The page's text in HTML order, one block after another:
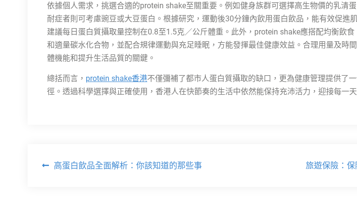
依據個人需求，挑選合適的protein shake至關重要。例如健身族群可選擇高生物價的乳清
耐症者則可考慮豌豆或大豆蛋白。根據研究，運動後30分鐘內飲用蛋白飲品，能有效促進
建議每日蛋白質攝取量控制在0.8至1.5克／公斤體重。此外，protein shake應搭配均衡飲
和適量碳水化合物，並配合規律運動與充足睡眠，方能發揮最佳健康效益。合理用量及時
體機能和提升生活品質的關鍵。
總括而言， protein shake香港不僅彌補了都市人蛋白質攝取的缺口，更為健康管理提供了
徑。透過科學選擇與正確使用，香港人在快節奏的生活中依然能保持充沛活力，迎接每一天
文高蛋白飲品全面解析：你該知道的那些事 旅遊保險：